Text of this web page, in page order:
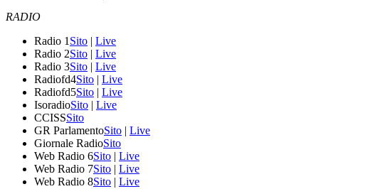
RADIO
Radio 1 Sito | Live
Radio 2Sito | Live
Radio 3Sito | Live
Radiofd4Sito | Live
Radiofd5Sito | Live
IsoradioSito | Live
CCISSSito
GR ParlamentoSito | Live
Giornale RadioSito
Web Radio 6Sito | Live
Web Radio 7Sito | Live
Web Radio 8Sito | Live